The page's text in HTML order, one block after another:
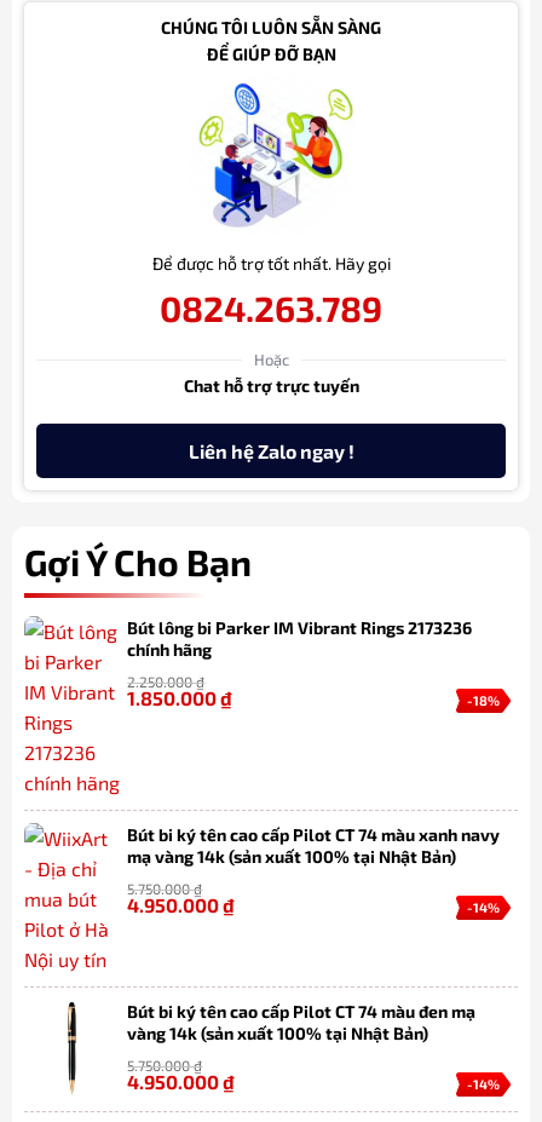
CHÚNG TÔI LUÔN SẴN SÀNG
ĐỂ GIÚP ĐỠ BẠN
Để được hỗ trợ tốt nhất. Hãy gọi
0824.263.789
Hoặc
Chat hỗ trợ trực tuyến
Liên hệ Zalo ngay !
Gợi Ý Cho Bạn
Bút lông bi Parker IM Vibrant Rings 2173236
chính hãng
2.250.000₫
-18%
1.850.000₫
Bút bi ký tên cao cấp Pilot CT 74 màu xanh navy
mạ vàng 14k (sản xuất 100% tại Nhật Bản)
5.750.000₫
-14%
4.950.000₫
Bút bi ký tên cao cấp Pilot CT 74 màu đen mạ
vàng 14k (sản xuất 100% tại Nhật Bản)
5.750.000₫
-14%
4.950.000₫